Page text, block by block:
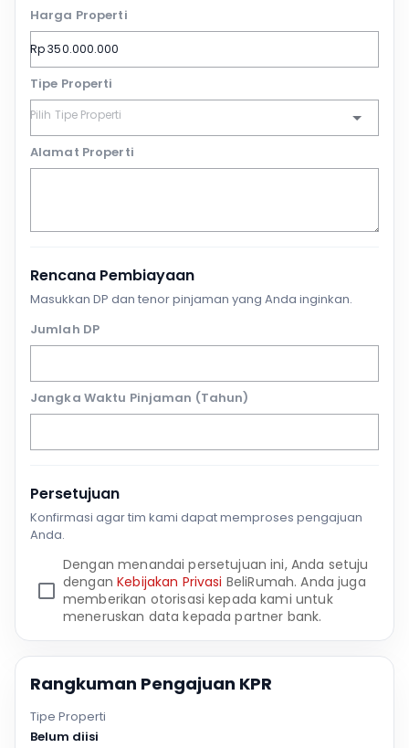
Harga Properti
Tipe Properti
Alamat Properti
Rencana Pembiayaan
Masukkan DP dan tenor pinjaman yang Anda inginkan.
Jumlah DP
Jangka Waktu Pinjaman (Tahun)
Persetujuan
Konfirmasi agar tim kami dapat memproses pengajuan
Anda.
Dengan menandai persetujuan ini, Anda setuju
denganKebijakan Privasi BeliRumah. Anda juga
memberikan otorisasi kepada kami untuk
meneruskan data kepada partner bank.
Rangkuman Pengajuan KPR
Tipe Properti
Belum diisi